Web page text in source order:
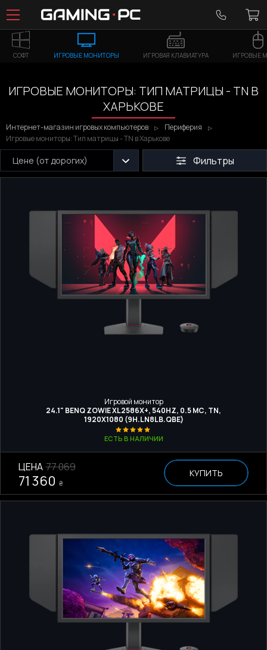
СОФТ ИГРОВЫЕ МОНИТОРЫ ИГРОВАЯ КЛАВИАТУРА ИГРОВЫЕ
ИГРОВЫЕ МОНИТОРЫ: ТИП МАТРИЦЫ - TN В
ХАРЬКОВЕ
Интернет-магазин игровых компьютеров
Периферия
Игровые мониторы: Тип матрицы - TN в Харькове
Цене (от дорогих) Фильтры
Игровой монитор
24.1" BENQ ZOWIE XL2586X+, 540HZ, 0.5 МС, TN,
1920Х1080 (9H.LN8LB.QBE)
ЕСТЬ В НАЛИЧИИ
ЦЕНА 77 069
71 360 ₴
КУПИТЬ